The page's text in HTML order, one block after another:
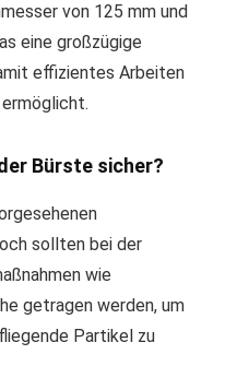
von 125 mm und
eine großzügige
effizientes Arbeiten
Bürste sicher?
sollten bei der
wie
getragen werden, um
Partikel zu